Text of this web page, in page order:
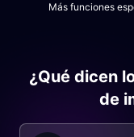
Más funciones
¿Qué dicen
de